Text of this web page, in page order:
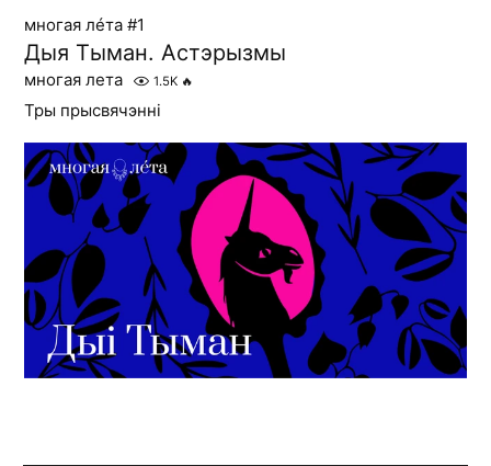
многая лéта #1
Дыя Тыман. Астэрызмы
многая лета 1.5K 🔥
Тры прысвячэнні